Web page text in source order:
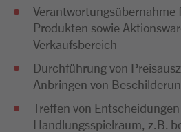
Verantwortungsübernahme
Produkten sowie
Verkaufsbereich
Durchführung von
Anbringen von
Treffen von
Handlungsspielraum, z.B.